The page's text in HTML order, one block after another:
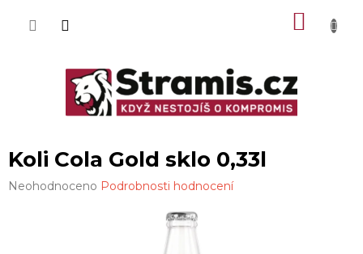
Koli Cola Gold sklo 0,33l
Průměrné
Neohodnoceno Podrobnosti hodnocení